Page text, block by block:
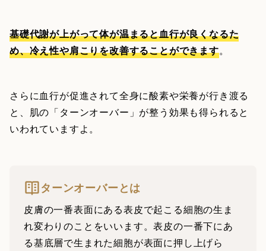
基礎代謝が上がって体が温まると血行が良くなるた
め、冷え性や肩こりを改善することができます。
さらに血行が促進されて全身に酸素や栄養が行き渡る
と、肌の「ターンオーバー」が整う効果も得られると
いわれていますよ。
ターンオーバーとは
皮膚の一番表面にある表皮で起こる細胞の生ま
れ変わりのことをいいます。表皮の一番下にあ
る基底層で生まれた細胞が表面に押し上げら